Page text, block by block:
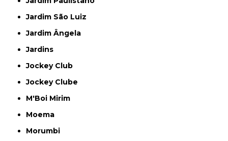
Jardim São Luiz
Jardim Ângela
Jardins
Jockey Club
Jockey Clube
M'Boi Mirim
Moema
Morumbi